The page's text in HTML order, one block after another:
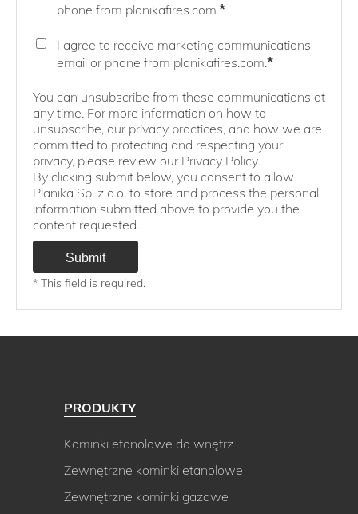
phone from planikafires.com.*
I agree to receive marketing communications
email or phone from planikafires.com.*
You can unsubscribe from these communications at
any time. For more information on how to
unsubscribe, our privacy practices, and how we are
committed to protecting and respecting your
privacy, please review our Privacy Policy.
By clicking submit below, you consent to allow
Planika Sp. z o.o. to store and process the personal
information submitted above to provide you the
content requested.
* This field is required.
PRODUKTY
Kominki etanolowe do wnętrz
Zewnętrzne kominki etanolowe
Zewnętrzne kominki gazowe